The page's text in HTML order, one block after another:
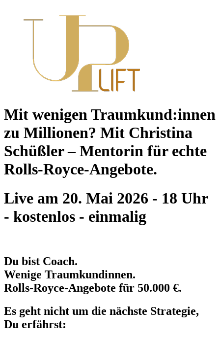
Mit wenigen Traumkund:innen
zu Millionen? Mit Christina
Schüßler– Mentorin für echte
Rolls‑Royce‑Angebote.
Live am 20. Mai 2026 - 18 Uhr
- kostenlos - einmalig
Du bist Coach.
Wenige Traumkundinnen.
Rolls‑Royce‑Angebote für 50.000 €.
Es geht nicht um die nächste Strategie,
Du erfährst: